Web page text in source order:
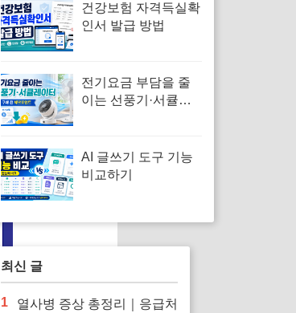
건강보험 자격득실확
인서 발급 방법
전기요금 부담을 줄
이는 선풍기·서큘레
AI 글쓰기 도구 기능
비교하기
최신 글
1
열사병 증상 총정리｜응급처